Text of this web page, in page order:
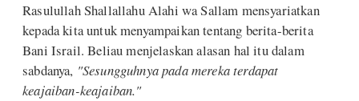
Rasulullah Shallallahu Alahi wa Sallam mensyariatkan
kepada kita untuk menyampaikan tentang berita-berita
Bani Israil. Beliau menjelaskan alasan hal itu dalam
sabdanya, "Sesungguhnya pada mereka terdapat
keajaiban-keajaiban."